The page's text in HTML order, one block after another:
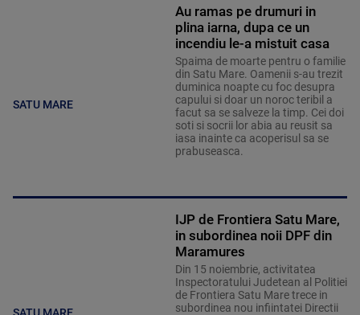
SATU MARE
Au ramas pe drumuri in
plina iarna, dupa ce un
incendiu le-a mistuit casa
Spaima de moarte pentru o familie
din Satu Mare. Oamenii s-au trezit
duminica noapte cu foc desupra
capului si doar un noroc teribil a
facut sa se salveze la timp. Cei doi
soti si socrii lor abia au reusit sa
iasa inainte ca acoperisul sa se
prabuseasca.
SATU MARE
IJP de Frontiera Satu Mare,
in subordinea noii DPF din
Maramures
Din 15 noiembrie, activitatea
Inspectoratului Judetean al Politiei
de Frontiera Satu Mare trece in
subordinea nou infiintatei Directii